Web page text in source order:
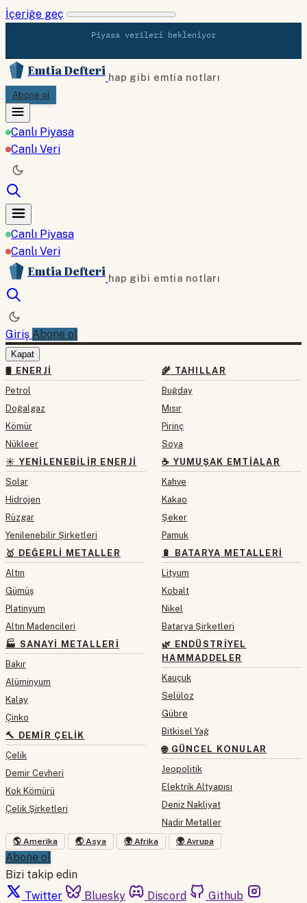
İçeriğe geç
Piyasa verileri bekleniyor
Emtia Defteri hap gibi emtia notları
Abone ol
Canlı Piyasa
Canlı Veri
Canlı Piyasa
Canlı Veri
Emtia Defteri hap gibi emtia notları
Giriş Abone ol
Kapat
🛢 ENERJI
Petrol
Doğalgaz
Kömür
Nükleer
☀️ YENILENEBILIR ENERJI
Solar
Hidrojen
Rüzgar
Yenilenebilir Şirketleri
🥇 DEĞERLI METALLER
Altın
Gümüş
Platinyum
Altın Madencileri
🏭 SANAYI METALLERI
Bakır
Alüminyum
Kalay
Çinko
🔨 DEMIR ÇELIK
Çelik
Demir Cevheri
Kok Kömürü
Çelik Şirketleri
🌾 TAHILLAR
Buğday
Mısır
Pirinç
Soya
☕ YUMUŞAK EMTIALAR
Kahve
Kakao
Şeker
Pamuk
🔋 BATARYA METALLERI
Lityum
Kobalt
Nikel
Batarya Şirketleri
🌿 ENDÜSTRIYEL
HAMMADDELER
Kauçuk
Selüloz
Gübre
Bitkisel Yağ
🌐 GÜNCEL KONULAR
Jeopolitik
Elektrik Altyapısı
Deniz Nakliyat
Nadir Metaller
🌎 Amerika 🌏 Asya 🌍 Afrika 🌍 Avrupa
Abone ol
Bizi takip edin
Twitter
Bluesky Discord
Github